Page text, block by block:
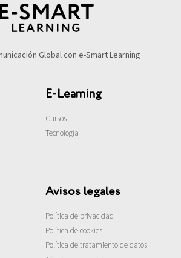
Global con e-Smart Learning
E-Learning
Cursos
Tecnología
Avisos legales
Política de privacidad
Política de cookies
Política de tratamiento de datos